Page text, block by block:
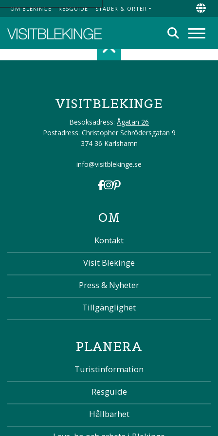
Top Menu
OM BLEKINGE RESGUIDE STÄDER & ORTER
Sök
Scroll top of
VISITBLEKINGE
Besöksadress: Ågatan 26
Postadress: Christopher Schrödersgatan 9
374 36 Karlshamn
info@visitblekinge.se
OM
Kontakt
Visit Blekinge
Press & Nyheter
Tillgänglighet
PLANERA
Turistinformation
Resguide
Hållbarhet